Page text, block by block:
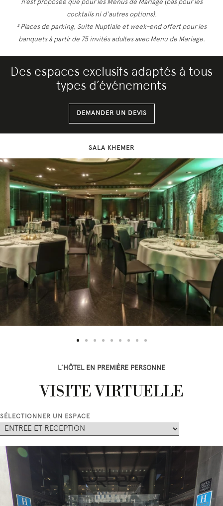
n’est proposée que pour les Menus de Mariage (pas pour les
cocktails ni d’autres options).
² Places de parking, Suite Nuptiale et week-end offert pour les
banquets à partir de 75 invités adultes avec Menu de Mariage.
Des espaces exclusifs adaptés à tous
types d’événements
DEMANDER UN DEVIS
SALA KHEMER
L’HÔTEL EN PREMIÈRE PERSONNE
VISITE VIRTUELLE
SÉLECTIONNER UN ESPACE